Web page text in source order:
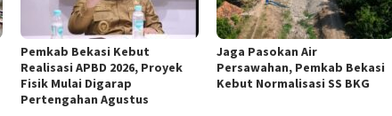
Pemkab Bekasi Kebut
Realisasi APBD 2026, Proyek
Fisik Mulai Digarap
Pertengahan Agustus
Jaga Pasokan Air
Persawahan, Pemkab Bekasi
Kebut Normalisasi SS BKG